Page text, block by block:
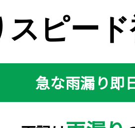
スピー
急な雨漏り即